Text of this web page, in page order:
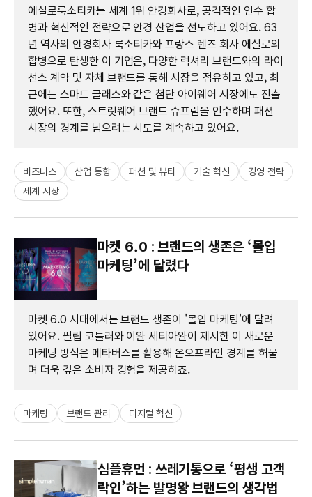
에실로룩소티카는 세계 1위 안경회사로, 공격적인 인수 합
병과 혁신적인 전략으로 안경 산업을 선도하고 있어요. 63
년 역사의 안경회사 룩소티카와 프랑스 렌즈 회사 에실로의
합병으로 탄생한 이 기업은, 다양한 럭셔리 브랜드와의 라이
선스 계약 및 자체 브랜드를 통해 시장을 점유하고 있고, 최
근에는 스마트 글래스와 같은 첨단 아이웨어 시장에도 진출
했어요. 또한, 스트릿웨어 브랜드 슈프림을 인수하며 패션
시장의 경계를 넘으려는 시도를 계속하고 있어요.
비즈니스 산업 동향 패션 및 뷰티 기술 혁신
경영 전략
세계 시장
마켓 6.0 : 브랜드의 생존은 ‘몰입
마케팅’에 달렸다
마켓 6.0 시대에서는 브랜드 생존이 '몰입 마케팅'에 달려
있어요. 필립 코틀러와 이완 세티아완이 제시한 이 새로운
마케팅 방식은 메타버스를 활용해 온오프라인 경계를 허물
며 더욱 깊은 소비자 경험을 제공하죠.
마케팅 브랜드 관리 디지털 혁신
심플휴먼 : 쓰레기통으로 ‘평생 고객
락인’하는 발명왕 브랜드의 생각법